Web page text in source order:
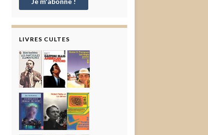
LIVRES CULTES